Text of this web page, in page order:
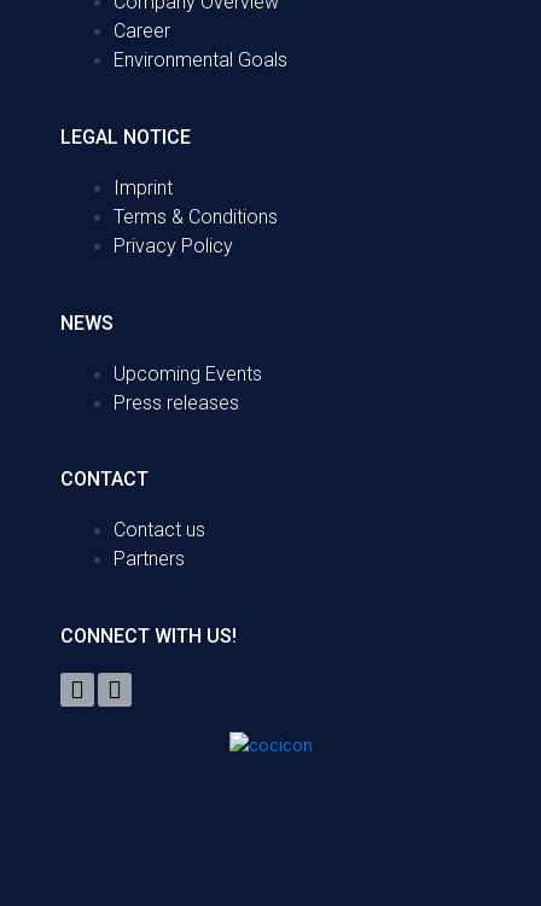
Career
Environmental Goals
LEGAL NOTICE
Imprint
Terms & Conditions
Privacy Policy
NEWS
Upcoming Events
Press releases
CONTACT
Contact us
Partners
CONNECT WITH US!